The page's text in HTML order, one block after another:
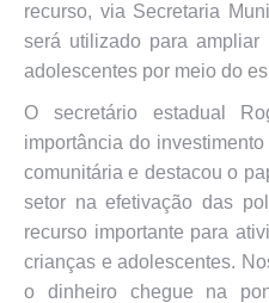
recurso, via Secretaria
será utilizado para
adolescentes por meio do
O secretário estadual
importância do
comunitária e destacou o
setor na efetivação das
recurso importante para
crianças e adolescentes.
o dinheiro chegue na